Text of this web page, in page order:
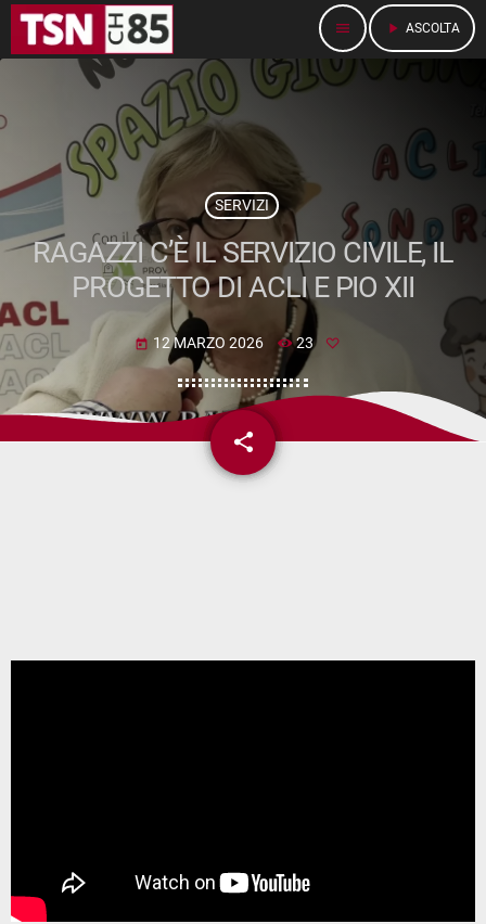
menu play_arrow ASCOLTA
SERVIZI
RAGAZZI C’È IL SERVIZIO CIVILE, IL
PROGETTO DI ACLI E PIO XII
today 12 MARZO 2026 23
share
email